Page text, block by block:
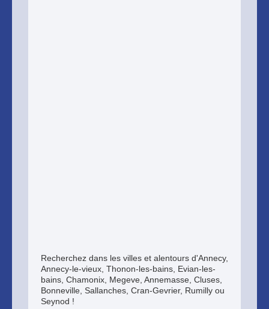
Recherchez dans les villes et alentours d'Annecy,
Annecy-le-vieux, Thonon-les-bains, Evian-les-
bains, Chamonix, Megeve, Annemasse, Cluses,
Bonneville, Sallanches, Cran-Gevrier, Rumilly ou
Seynod !